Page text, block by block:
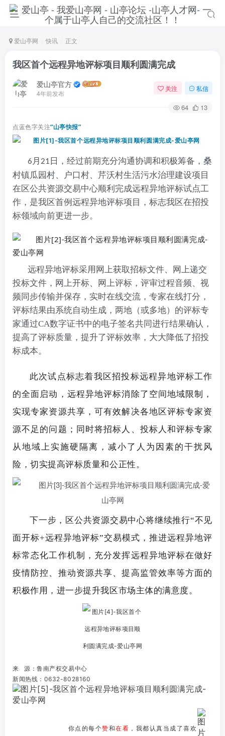
爱山亭网 快讯 正文
我区首个远程异地评标项目顺利圆满完成
爱山亭官方
4年前发布
关注 私信
64 13
点蓝色字关注“山亭快报”
6 月 21 日，经过前期充分沟通协调和积极筹备，桑
村镇瓜园村、户口村、芹沃村生活污水治理建设项目
在区公共资源交易中心顺利完成远程异地评标试点工
作，是我区首例远程异地评标项目，标志我区在招投
标领域向前更进一步。
远程异地评标采用网上获取招标文件、网上递交
投标文件，网上开标、网上评标，评审过程音频、视
频同步传输并保存，实时在线交流，专家在线打分，
评标结果由系统自动生成，两地（或多地）的评标专
家通过CA数字证书中的电子签名共同进行结果确认，
提高了评标质量，提升了评标效率，大大降低了招投
标成本。
此次试点标志着我区招投标远程异地评标工作
的全面启动，远程异地评标消除了空间地域限制，
实现专家资源共享，可有效解决各地区评标专家资
源不足的问题；同时将招标人、投标人和评标专家
从地域上实施硬隔离，减小了人为因素的干扰风
险，切实提高评标质量和公正性。
下一步，区公共资源交易中心将继续推行“不见
面开标+远程异地评标”交易模式，推进远程异地评
标常态化工作机制，充分发挥远程异地评标在做好
疫情防控、推动资源共享、提高监管效率等方面的
积极作用，进一步提升我区市场主体的满意度。
来 源：鲁南产权交易中心
新闻热线：0632-8028160
你点的每个赞和在看 ，我都认真当成了喜欢